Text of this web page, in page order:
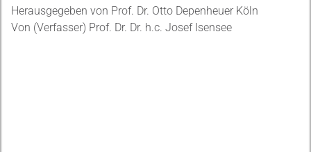
Herausgegeben von Prof. Dr. Otto Depenheuer Köln
Von (Verfasser) Prof. Dr. Dr. h.c. Josef Isensee